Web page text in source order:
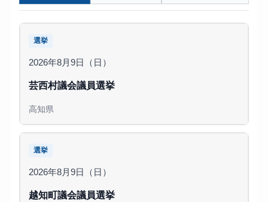
選挙
2026年8月9日（日）
芸西村議会議員選挙
高知県
選挙
2026年8月9日（日）
越知町議会議員選挙